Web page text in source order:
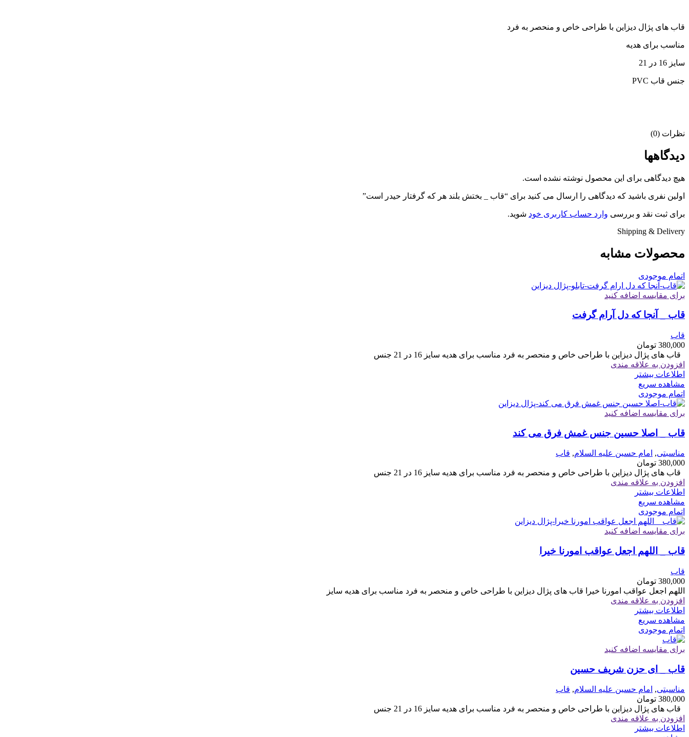
قاب های پژال دیزاین با طراحی خاص و منحصر به فرد
مناسب برای هدیه
سایز 16 در 21
جنس قاب PVC
نظرات (0)
دیدگاهها
هیچ دیدگاهی برای این محصول نوشته نشده است.
اولین نفری باشید که دیدگاهی را ارسال می کنید برای “قاب _ بختش بلند هر که گرفتار حیدر است”
برای ثبت نقد و بررسی وارد حساب کاربری خود شوید.
Shipping & Delivery
محصولات مشابه
اتمام موجودی
برای مقایسه اضافه کنید
قاب _ آنجا که دل آرام گرفت
قاب
380,000 تومان
قاب های پژال دیزاین با طراحی خاص و منحصر به فرد مناسب برای هدیه سایز 16 در 21 جنس
افزودن به علاقه مندی
اطلاعات بیشتر
مشاهده سریع
اتمام موجودی
برای مقایسه اضافه کنید
قاب _ اصلا حسین جنس غمش فرق می کند
مناسبتی, امام حسین علیه السلام, قاب
380,000 تومان
قاب های پژال دیزاین با طراحی خاص و منحصر به فرد مناسب برای هدیه سایز 16 در 21 جنس
افزودن به علاقه مندی
اطلاعات بیشتر
مشاهده سریع
اتمام موجودی
برای مقایسه اضافه کنید
قاب _ اللهم اجعل عواقب امورنا خیرا
قاب
380,000 تومان
اللهم اجعل عواقب امورنا خیرا قاب های پژال دیزاین با طراحی خاص و منحصر به فرد مناسب برای هدیه سایز
افزودن به علاقه مندی
اطلاعات بیشتر
مشاهده سریع
اتمام موجودی
برای مقایسه اضافه کنید
قاب _ ای حزن شریف حسین
مناسبتی, امام حسین علیه السلام, قاب
380,000 تومان
قاب های پژال دیزاین با طراحی خاص و منحصر به فرد مناسب برای هدیه سایز 16 در 21 جنس
افزودن به علاقه مندی
اطلاعات بیشتر